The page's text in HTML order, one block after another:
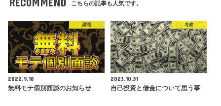
こちらの記事も人気です。
講習
2022.9.18
無料モテ個別面談のお知らせ
考察
2023.10.31
自己投資と借金について思う事